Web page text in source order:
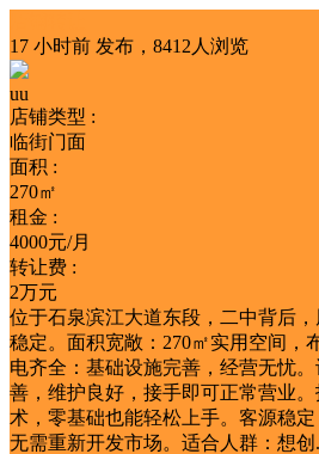
17 小时前 发布，8412人浏览
uu
店铺类型 :
临街门面
面积 :
270㎡
租金 :
4000元/月
转让费 :
2万元
位于石泉滨江大道东段，二中背后
稳定。面积宽敞：270㎡实用空间，
电齐全：基础设施完善，经营无忧
善，维护良好，接手即可正常营业
术，零基础也能轻松上手。客源稳定
无需重新开发市场。适合人群：想创